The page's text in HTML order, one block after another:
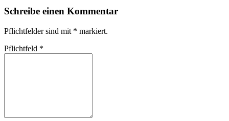
Schreibe einen Kommentar
Pflichtfelder sind mit * markiert.
Pflichtfeld *